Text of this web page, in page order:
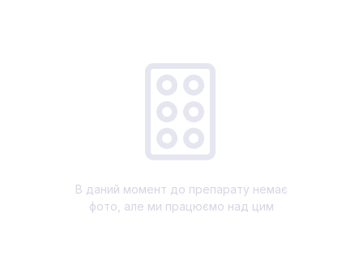
В даний момент до препарату немає
фото, але ми працюємо над цим